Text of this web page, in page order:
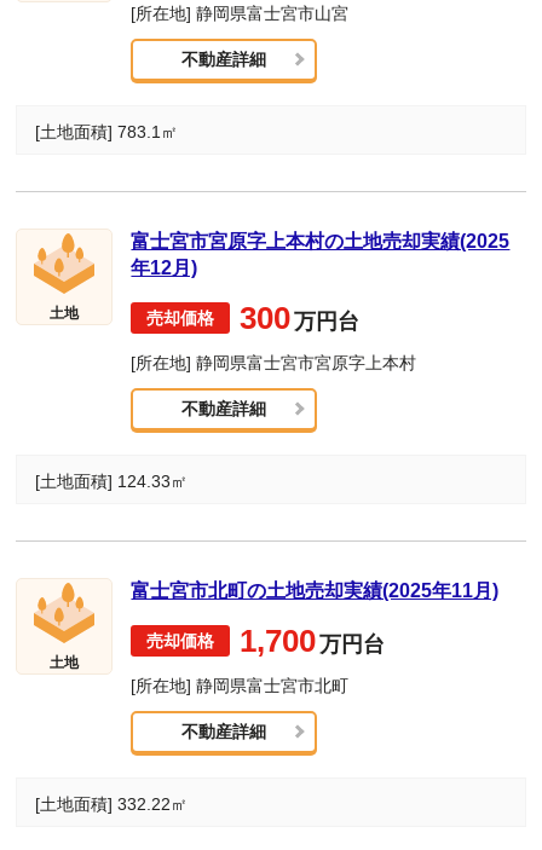
[所在地] 静岡県富士宮市山宮
不動産詳細
[土地面積] 783.1㎡
土地
富士宮市宮原字上本村の土地売却実績(2025
年12月)
300万円台
[所在地] 静岡県富士宮市宮原字上本村
不動産詳細
[土地面積] 124.33㎡
土地
富士宮市北町の土地売却実績(2025年11月)
1,700万円台
[所在地] 静岡県富士宮市北町
不動産詳細
[土地面積] 332.22㎡